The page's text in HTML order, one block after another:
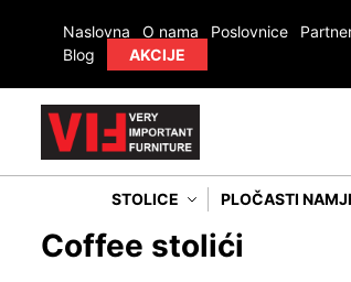
Naslovna O nama Poslovnice
Blog
AKCIJE
STOLICE PLOČASTI
Coffee stolići